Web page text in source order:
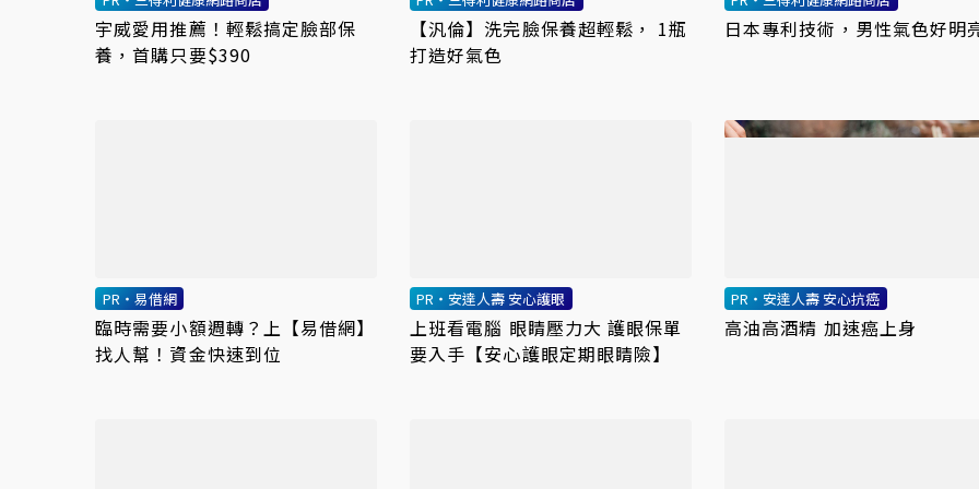
宇威愛用推薦！輕鬆搞定臉部保
養，首購只要$390
【汎倫】洗完臉保養超輕鬆， 1瓶
打造好氣色
日本專利技術，男性氣色好明
PR・易借網
臨時需要小額週轉？上【易借網】
找人幫！資金快速到位
PR・安達人壽 安心護眼
上班看電腦 眼睛壓力大 護眼保單
要入手【安心護眼定期眼睛險】
PR・安達人壽 安心抗癌
高油高酒精 加速癌上身